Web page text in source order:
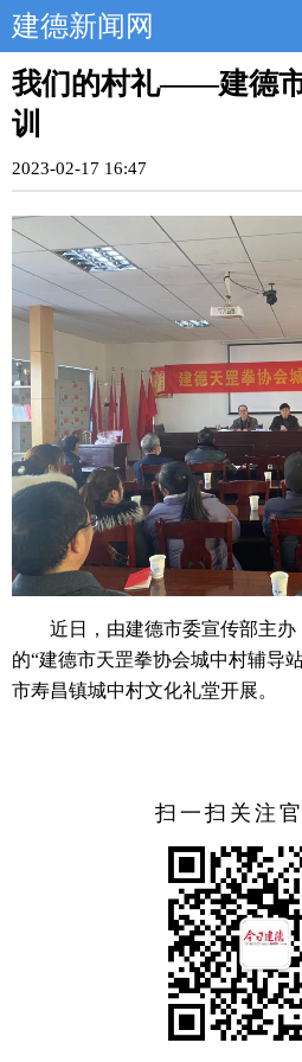
建德新闻网
我们的村礼——建德
训
2023-02-17 16:47
近日，由建德市委宣传部主
的“建德市天罡拳协会城中村辅导
市寿昌镇城中村文化礼堂开展。
扫一扫关注